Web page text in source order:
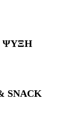
ΨΥΞΗ
SNACK